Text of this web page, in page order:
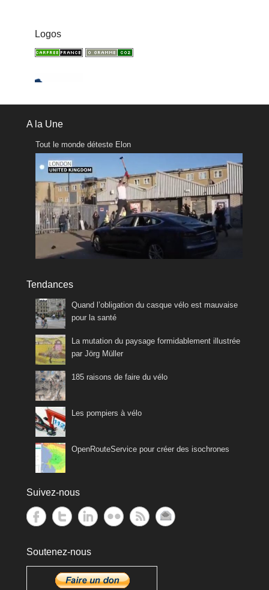
Logos
A la Une
Tout le monde déteste Elon
Tendances
Quand l’obligation du casque vélo est mauvaise
pour la santé
La mutation du paysage formidablement illustrée
par Jörg Müller
185 raisons de faire du vélo
Les pompiers à vélo
OpenRouteService pour créer des isochrones
Suivez-nous
Soutenez-nous